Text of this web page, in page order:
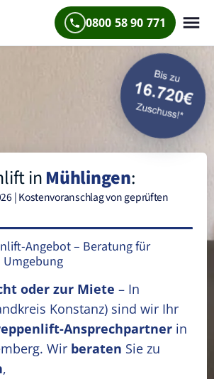
0800 58 90 771
inMühlingen:
| Kostenvoranschlag von geprüften
Angebot – Beratung für
Umgebung
oder zur Miete – In
Konstanz) sind wir Ihr
Ansprechpartner in
Wir beraten Sie zu
,